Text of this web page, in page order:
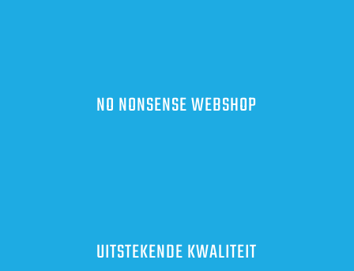
NO NONSENSE WEBSHOP
UITSTEKENDE KWALITEIT